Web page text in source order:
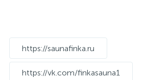
https://saunafinka.ru
https://vk.com/finkasauna1